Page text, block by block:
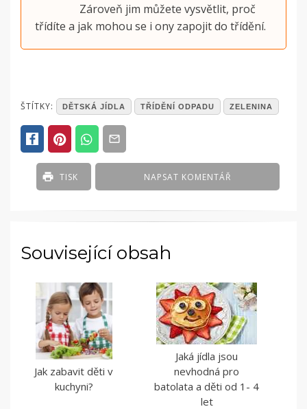
Zároveň jim můžete vysvětlit, proč
třídíte a jak mohou se i ony zapojit do třídění.
POSTED
ČLÁNKY
ŠTÍTKY: DĚTSKÁ JÍDLA TŘÍDĚNÍ ODPADU ZELENINA
NAPSAT KOMENTÁŘ
TISK
Související obsah
Jak zabavit děti v
kuchyni?
Jaká jídla jsou
nevhodná pro
batolata a děti od 1- 4
let